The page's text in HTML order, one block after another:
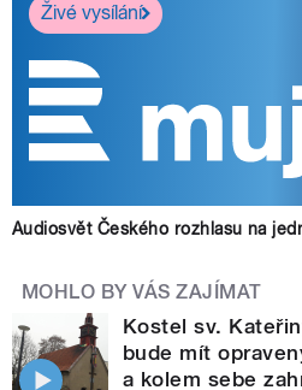
Živé vysílání
Audiosvět Českého rozhlasu na
MOHLO BY VÁS ZAJÍMAT
Kostel sv.
bude mít
a kolem sebe